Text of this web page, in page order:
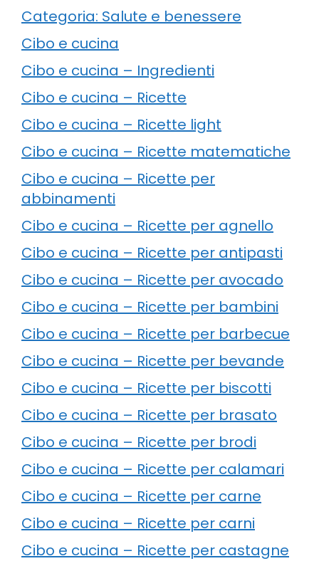
Categoria: Salute e benessere
Cibo e cucina
Cibo e cucina – Ingredienti
Cibo e cucina – Ricette
Cibo e cucina – Ricette light
Cibo e cucina – Ricette matematiche
Cibo e cucina – Ricette per
abbinamenti
Cibo e cucina – Ricette per agnello
Cibo e cucina – Ricette per antipasti
Cibo e cucina – Ricette per avocado
Cibo e cucina – Ricette per bambini
Cibo e cucina – Ricette per barbecue
Cibo e cucina – Ricette per bevande
Cibo e cucina – Ricette per biscotti
Cibo e cucina – Ricette per brasato
Cibo e cucina – Ricette per brodi
Cibo e cucina – Ricette per calamari
Cibo e cucina – Ricette per carne
Cibo e cucina – Ricette per carni
Cibo e cucina – Ricette per castagne